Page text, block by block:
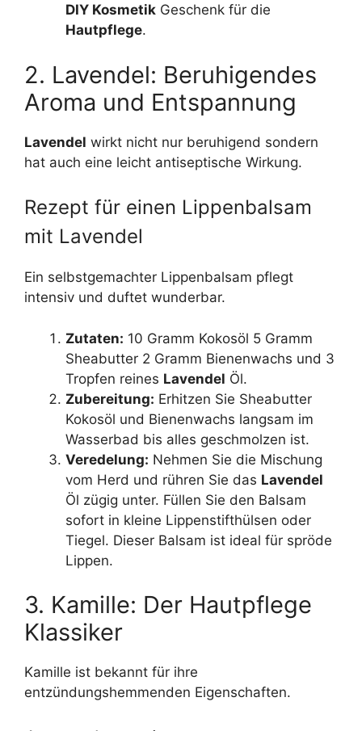
DIY Kosmetik Geschenk für die
Hautpflege.
2. Lavendel: Beruhigendes
Aroma und Entspannung
Lavendel wirkt nicht nur beruhigend sondern
hat auch eine leicht antiseptische Wirkung.
Rezept für einen Lippenbalsam
mit Lavendel
Ein selbstgemachter Lippenbalsam pflegt
intensiv und duftet wunderbar.
Zutaten: 10 Gramm Kokosöl 5 Gramm
Sheabutter 2 Gramm Bienenwachs und 3
Tropfen reines Lavendel Öl.
Zubereitung: Erhitzen Sie Sheabutter
Kokosöl und Bienenwachs langsam im
Wasserbad bis alles geschmolzen ist.
Veredelung: Nehmen Sie die Mischung
vom Herd und rühren Sie das Lavendel
Öl zügig unter. Füllen Sie den Balsam
sofort in kleine Lippenstifthülsen oder
Tiegel. Dieser Balsam ist ideal für spröde
Lippen.
3. Kamille: Der Hautpflege
Klassiker
Kamille ist bekannt für ihre
entzündungshemmenden Eigenschaften.